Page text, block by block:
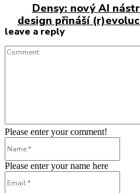
Densy: nový AI
design přináší
leave a reply
Please enter your comment!
Please enter your name here